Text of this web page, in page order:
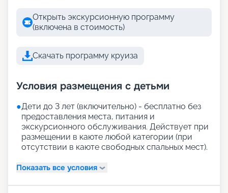
Открыть экскурсионную программу
(включена в стоимость)
Скачать программу круиза
Условия размещения с детьми
●Дети до 3 лет (включительно) - бесплатно без
предоставления места, питания и
экскурсионного обслуживания. Действует при
размещении в каюте любой категории (при
отсутствии в каюте свободных спальных мест).
Показать все условия